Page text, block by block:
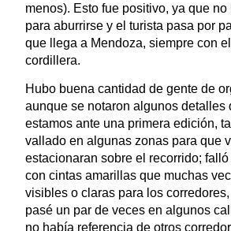
menos). Esto fue positivo, ya que
para aburrirse y el turista pasa por
que llega a Mendoza, siempre con
cordillera.
Hubo buena cantidad de gente de
aunque se notaron algunos detalles
estamos ante una primera edición,
vallado en algunas zonas para que
estacionaran sobre el recorrido;
con cintas amarillas que muchas
visibles o claras para los
pasé un par de veces en algunos
no había referencia de otros